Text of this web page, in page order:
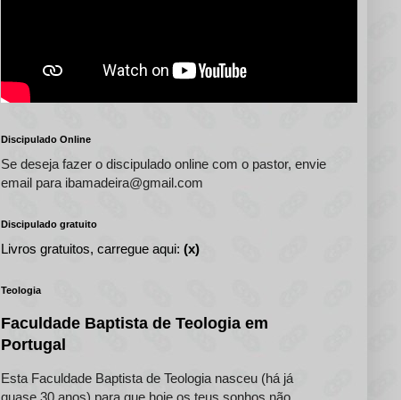
Discipulado Online
Se deseja fazer o discipulado online com o pastor, envie
email para ibamadeira@gmail.com
Discipulado gratuito
Livros gratuitos, carregue aqui: (x)
Teologia
Faculdade Baptista de Teologia em
Portugal
Esta Faculdade Baptista de Teologia nasceu (há já